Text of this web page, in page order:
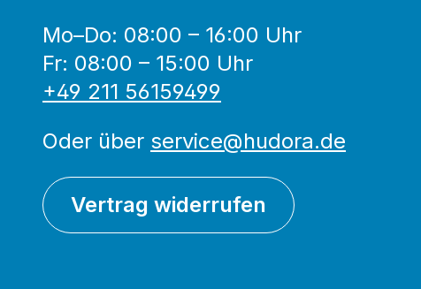
Mo–Do: 08:00 – 16:00 Uhr
Fr: 08:00 – 15:00 Uhr
+49 211 56159499
Oder über service@hudora.de
Vertrag widerrufen